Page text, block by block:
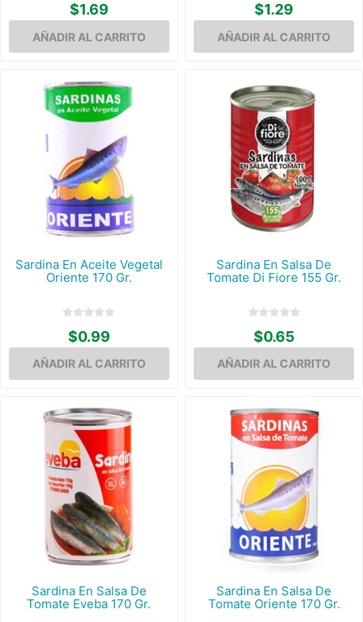
$1.69 $1.29
Sardina En Aceite Vegetal
Oriente 170 Gr.
$0.99
Sardina En Salsa De
Tomate Di Fiore 155 Gr.
$0.65
Sardina En Salsa De
Tomate Eveba 170 Gr.
Sardina En Salsa De
Tomate Oriente 170 Gr.